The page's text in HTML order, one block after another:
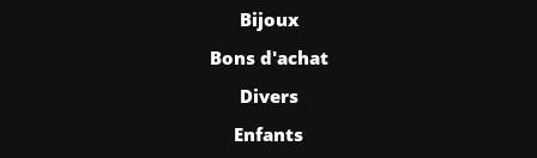
Bijoux
Bons d'achat
Divers
Enfants